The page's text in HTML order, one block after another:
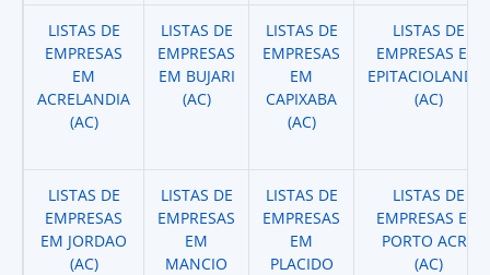
LISTAS DE
EMPRESAS
EM
ACRELANDIA
(AC)
LISTAS DE
EMPRESAS
EM BUJARI
(AC)
LISTAS DE
EMPRESAS
EM
CAPIXABA
(AC)
LISTAS DE
EMPRESAS EM
EPITACIOLANDIA
(AC)
LISTAS DE
EMPRESAS
EM JORDAO
(AC)
LISTAS DE
EMPRESAS
EM
MANCIO
LISTAS DE
EMPRESAS
EM
PLACIDO
LISTAS DE
EMPRESAS EM
PORTO ACRE
(AC)